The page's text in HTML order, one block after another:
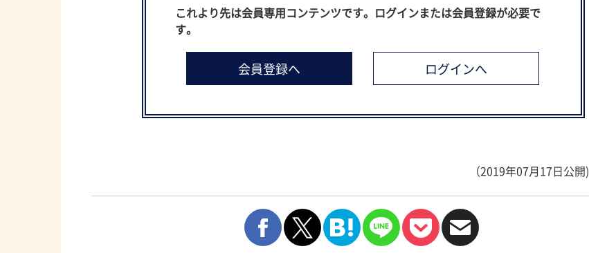
これより先は会員専用コンテンツです。ログインまたは会員登録が必要で
す。
（2019年07月17日公開)